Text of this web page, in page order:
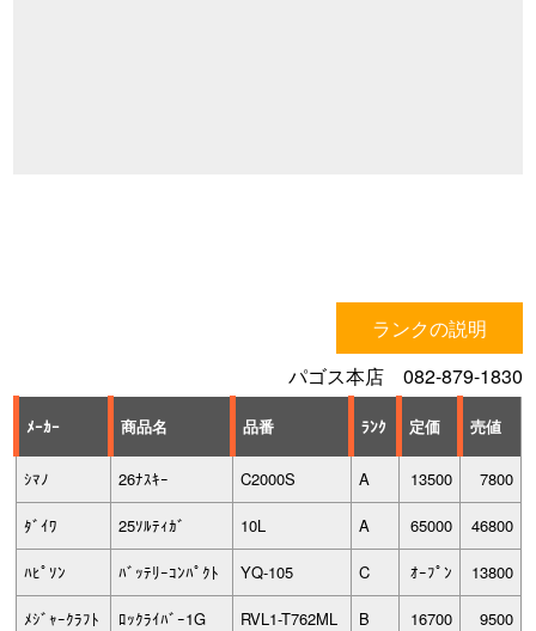
ランクの説明
パゴス本店 082-879-1830
ﾒｰｶｰ 商品名 品番 ﾗﾝｸ 定価 売値
ｼﾏﾉ 26ﾅｽｷｰ C2000S A 13500 7800
ﾀﾞｲﾜ 25ｿﾙﾃｨｶﾞ 10L A 65000 46800
ﾊﾋﾟｿﾝ ﾊﾞｯﾃﾘｰｺﾝﾊﾟｸﾄ YQ-105 C ｵｰﾌﾟﾝ 13800
ﾒｼﾞｬｰｸﾗﾌﾄ ﾛｯｸﾗｲﾊﾞｰ1G RVL1-T762ML B 16700 9500